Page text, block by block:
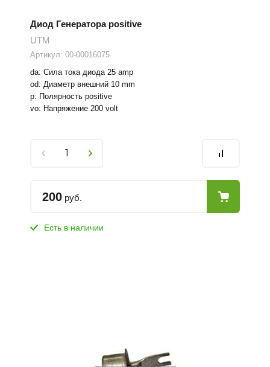
Диод Генератора positive
UTM
Артикул: 00-00016075
da: Сила тока диода 25 amp
od: Диаметр внешний 10 mm
p: Полярность positive
vo: Напряжение 200 volt
200 руб.
Есть в наличии